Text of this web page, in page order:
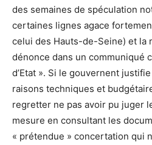
des semaines de spéculation
certaines lignes agace
celui des Hauts-de-Seine) et la
dénonce dans un communiqué
d’Etat ». Si le gouvernent
raisons techniques et
regretter ne pas avoir pu juger
mesure en consultant les
« prétendue » concertation qui